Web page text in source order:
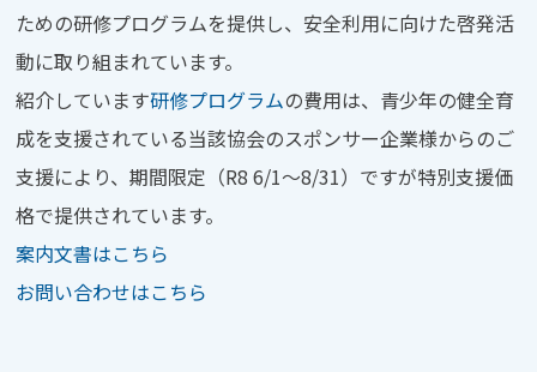
ための研修プログラムを提供し、安全利用に向けた啓発活
動に取り組まれています。
紹介しています研修プログラムの費用は、青少年の健全育
成を支援されている当該協会のスポンサー企業様からのご
支援により、期間限定（R8 6/1～8/31）ですが特別支援価
格で提供されています。
案内文書はこちら
お問い合わせはこちら